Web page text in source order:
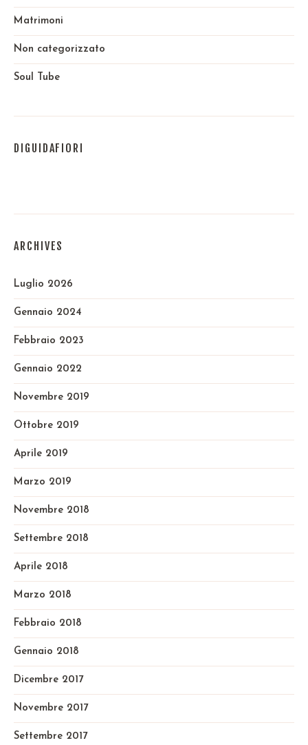
Matrimoni
Non categorizzato
Soul Tube
DIGUIDAFIORI
ARCHIVES
Luglio 2026
Gennaio 2024
Febbraio 2023
Gennaio 2022
Novembre 2019
Ottobre 2019
Aprile 2019
Marzo 2019
Novembre 2018
Settembre 2018
Aprile 2018
Marzo 2018
Febbraio 2018
Gennaio 2018
Dicembre 2017
Novembre 2017
Settembre 2017